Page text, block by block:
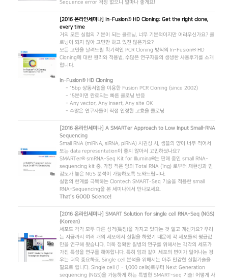
Sequence error 걱정 없으니 얼마나 좋게요!
[2016 온라인세미나] In-Fusion® HD Cloning: Get the right clone,
every time
거의 모든 실험의 기본이 되는 클로닝, 너무 기본적이지만 어려우신가요? 클
로닝이 되지 않아 고민만 하고 있진 않은가요?
모든 고민을 날려드릴 획기적인 PCR Cloning 방식의 In-Fusion® HD
Cloning에 대한 원리와 적용법, 수많은 연구자들의 생생한 사용후기를 소개
합니다.
In-Fusion® HD Cloning
- 15bp 상동서열을 이용한 Fusion PCR Cloning (since 2002)
- 15분이면 완료되는 빠른 클로닝 반응
- Any vector, Any insert, Any site OK
- 수많은 연구자들이 직접 인정한 고효율 클로닝
[2016 온라인세미나] A SMARTer Approach to Low Input Small-RNA
Sequencing
Small RNA (miRNA, siRNA, piRNA) 시퀀싱 시, 샘플의 양이 너무 적어서
또는 data representation이 좋지 않아서 고민하셨나요?
SMARTer® smRNA-Seq Kit for Illumina®는 판매 중인 small RNA-
sequencing kit 중, 가장 적은 양의 Total RNA (1ng) 로부터 재현성과 민
감도가 높은 NGS 분석이 가능하도록 도와드립니다.
실험의 한계를 극복하는 Clontech SMART-Seq 기술을 적용한 small
RNA-Sequencing을 본 세미나에서 만나보세요.
That’s GOOD Science!
[2016 온라인세미나] SMART Solution for single cell RNA-Seq (NGS)
(Korean)
세포도 각각 모두 다른 성격(특징)을 가지고 있다는 것 알고 계신가요? 우리
는 지금까지 여러 개의 세포에서 실험을 하였기 때문에 각 세포들의 평균값
만을 연구해 왔습니다. 더욱 정확한 질병의 연구를 위해서는 각각의 세포가
가진 특성을 연구를 해야합니다. 특히 암과 같이 세포의 변이가 일어나는 경
우는 더욱 중요하죠. Single cell 분석을 위해서는 아주 민감한 실험기술을
필요로 합니다. Single cell (1 - 1,000 cells)로부터 Next Generation
sequencing (NGS)을 가능하게 하는 특별한 SMART-seq 기술! 어떻게 사